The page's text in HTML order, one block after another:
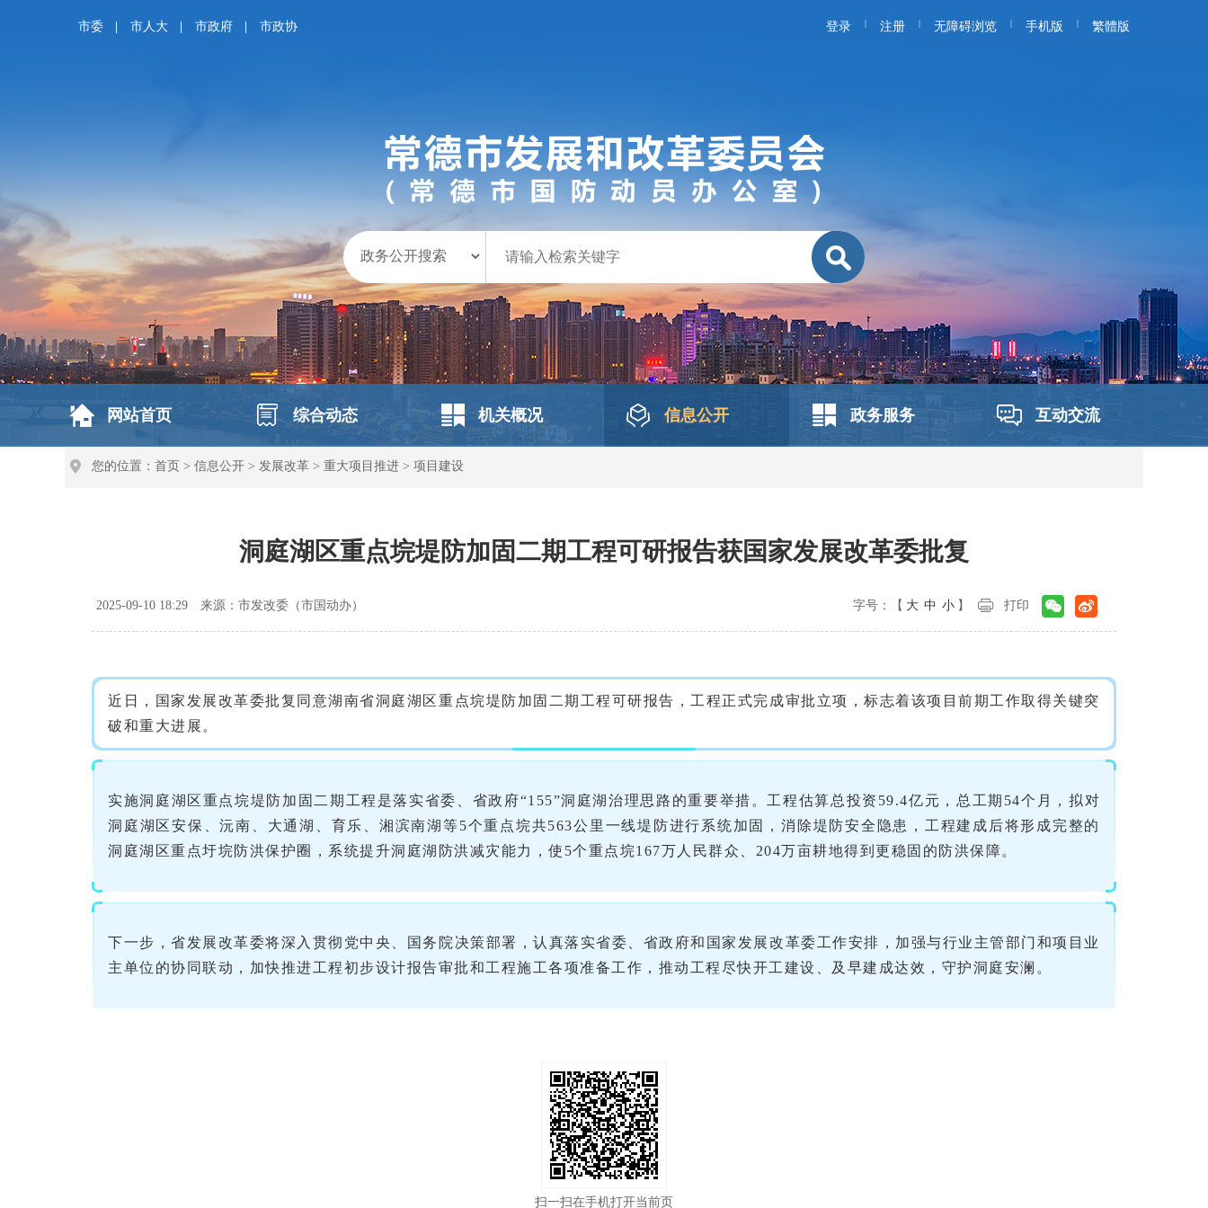
市委 市人大 市政府 市政协 登录 | 注册 | 无障碍浏览 | 手机版 | 繁體版
网站首页 综合动态 机关概况 信息公开 政务服务 互动交流
您的位置： 首页 > 信息公开 > 发展改革 > 重大项目推进 > 项目建设
洞庭湖区重点垸堤防加固二期工程可研报告获国家发展改革委批复
2025-09-10 18:29 来源：市发改委（市国动办） 字号：【 大 中 小 】 打印
近日，国家发展改革委批复同意湖南省洞庭湖区重点垸堤防加固二期工程可研报告，工程正式完成审批立项，标志着该项目前期工作取得关键突
破和重大进展。
实施洞庭湖区重点垸堤防加固二期工程是落实省委、省政府“155”洞庭湖治理思路的重要举措。工程估算总投资59.4亿元，总工期54个月，拟对
洞庭湖区安保、沅南、大通湖、育乐、湘滨南湖等5个重点垸共563公里一线堤防进行系统加固，消除堤防安全隐患，工程建成后将形成完整的
洞庭湖区重点圩垸防洪保护圈，系统提升洞庭湖防洪减灾能力，使5个重点垸167万人民群众、204万亩耕地得到更稳固的防洪保障。
下一步，省发展改革委将深入贯彻党中央、国务院决策部署，认真落实省委、省政府和国家发展改革委工作安排，加强与行业主管部门和项目业
主单位的协同联动，加快推进工程初步设计报告审批和工程施工各项准备工作，推动工程尽快开工建设、及早建成达效，守护洞庭安澜。
扫一扫在手机打开当前页